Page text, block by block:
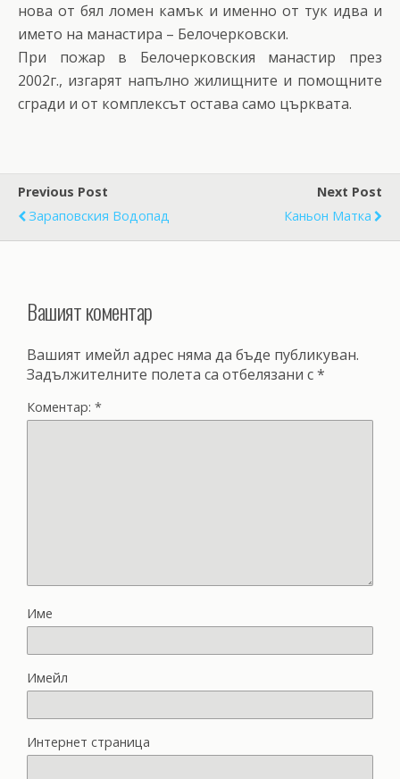
нова от бял ломен камък и именно от тук идва и
името на манастира – Белочерковски.
При пожар в Белочерковския манастир през
2002г., изгарят напълно жилищните и помощните
сгради и от комплексът остава само църквата.
Previous Post
Зараповския Водопад
Next Post
Каньон Матка
Вашият коментар
Вашият имейл адрес няма да бъде публикуван.
Задължителните полета са отбелязани с*
Коментар: *
Име
Имейл
Интернет страница